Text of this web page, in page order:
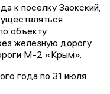
к поселку Заокский,
объекту
железную дорогу
М-2 «Крым».
года по 31 июля